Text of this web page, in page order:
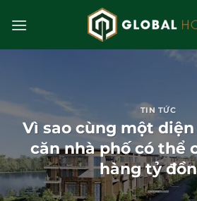
qua
TIN TỨC
Vì sao cùng một
căn nhà phố có thể
hàng tỷ